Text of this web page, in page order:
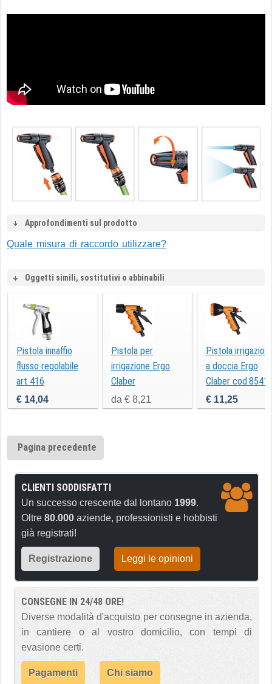
Approfondimenti sul prodotto
Quale misura di raccordo utilizzare?
Oggetti simili, sostitutivi o abbinabili
Pistola innaffio
flusso regolabile
art 416
€ 14,04
Pistola per
irrigazione Ergo
Claber
da € 8,21
Pistola
a doccia Ergo
Claber cod.8541
€ 11,25
Pagina precedente
CLIENTI SODDISFATTI
Un successo crescente dal lontano 1999.
Oltre 80.000 aziende, professionisti e hobbisti
già registrati!
Registrazione Leggi le opinioni
CONSEGNE IN 24/48 ORE!
Diverse modalità d'acquisto per consegne in azienda,
in cantiere o al vostro domicilio, con tempi di
evasione certi.
Pagamenti Chi siamo